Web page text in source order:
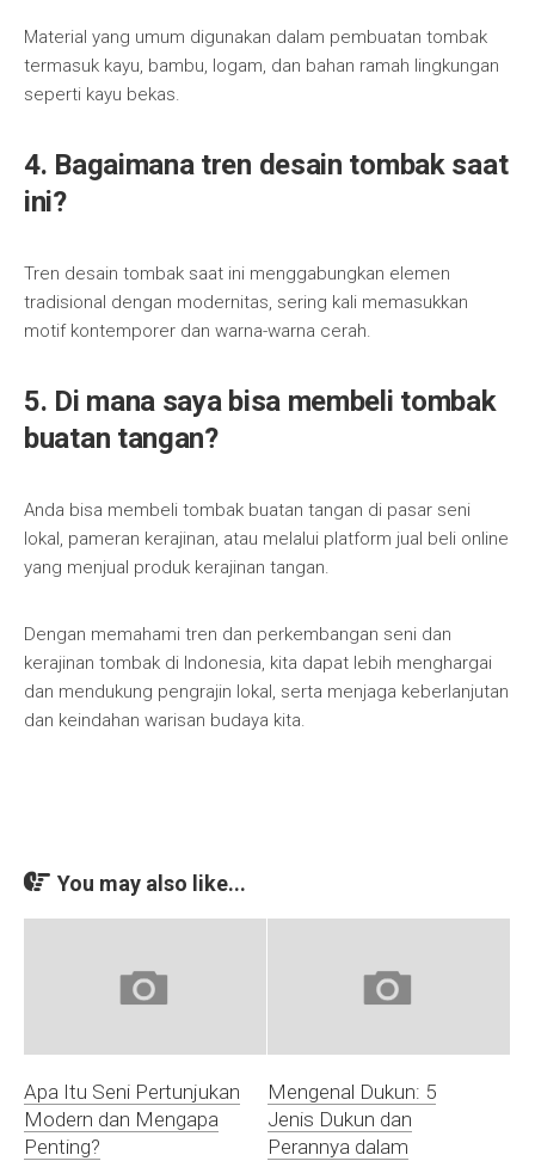
Material yang umum digunakan dalam pembuatan tombak
termasuk kayu, bambu, logam, dan bahan ramah lingkungan
seperti kayu bekas.
4. Bagaimana tren desain tombak saat
ini?
Tren desain tombak saat ini menggabungkan elemen
tradisional dengan modernitas, sering kali memasukkan
motif kontemporer dan warna-warna cerah.
5. Di mana saya bisa membeli tombak
buatan tangan?
Anda bisa membeli tombak buatan tangan di pasar seni
lokal, pameran kerajinan, atau melalui platform jual beli online
yang menjual produk kerajinan tangan.
Dengan memahami tren dan perkembangan seni dan
kerajinan tombak di Indonesia, kita dapat lebih menghargai
dan mendukung pengrajin lokal, serta menjaga keberlanjutan
dan keindahan warisan budaya kita.
You may also like...
Apa Itu Seni Pertunjukan
Modern dan Mengapa
Penting?
Mengenal Dukun: 5
Jenis Dukun dan
Perannya dalam